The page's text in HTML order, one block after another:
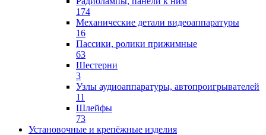
174
Механические детали видеоаппаратуры
16
Пассики, ролики прижимные
63
Шестерни
3
Узлы аудиоаппаратуры, автопроигрывателей
11
Шлейфы
73
Установочные и крепёжные изделия